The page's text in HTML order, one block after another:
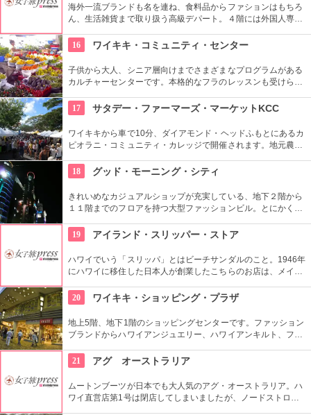
海外一流ブランドも名を連ね、食料品からファションはもちろ
ん、生活雑貨まで取り扱う高級デパート。４階には外国人専用
他、日本語可能なコンシェルジュも居るので、困った事があっ
たら相談してみて。
16 ワイキキ・コミュニティ・センター
子供から大人、シニア層向けまでさまざまなプログラムがある
カルチャーセンターです。本格的なフラのレッスンも受けられ
菜・果物が買える、週2回のファーマーズマーケットも好評で
す。
17 サタデー・ファーマーズ・マーケットKCC
ワイキキから車で10分、ダイアモンド・ヘッドふもとにあるカ
ピオラニ・コミュニティ・カレッジで開催されます。地元農家
食べたくなっちゃいそう。ロコも観光客も多く集まる人気の朝
市なので、売り切れが発生するかも。なるべく早い時間に行っ
てみよう。
18 グッド・モーニング・シティ
きれいめなカジュアルショップが充実している、地下２階から
１１階までのフロアを持つ大型ファッションビル。とにかく品
はフードコートになっているので、休憩しながらも出来て
Good！９階から１１階には映画館も入っているので、韓国語
での映画も楽しめます。
19 アイランド・スリッパー・ストア
ハワイでいう「スリッパ」とはビーチサンダルのこと。1946年
にハワイに移住した日本人が創業したこちらのお店は、メイド
寧につくられ、「履き心地の良さがバツグン」と評判です。
20 ワイキキ・ショッピング・プラザ
地上5階、地下1階のショッピングセンターです。ファッション
ブランドからハワイアンジュエリー、ハワイアンキルト、フー
覚で買い物ができる楽しい場所です。
21 アグ オーストラリア
ムートンブーツが日本でも大人気のアグ・オーストラリア。ハ
ワイ直営店第1号は閉店してしまいましたが、ノードストロー